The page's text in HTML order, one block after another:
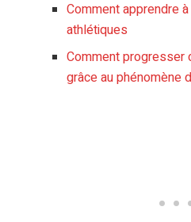
Comment apprendre
athlétiques
Comment progresser
grâce au phénomène